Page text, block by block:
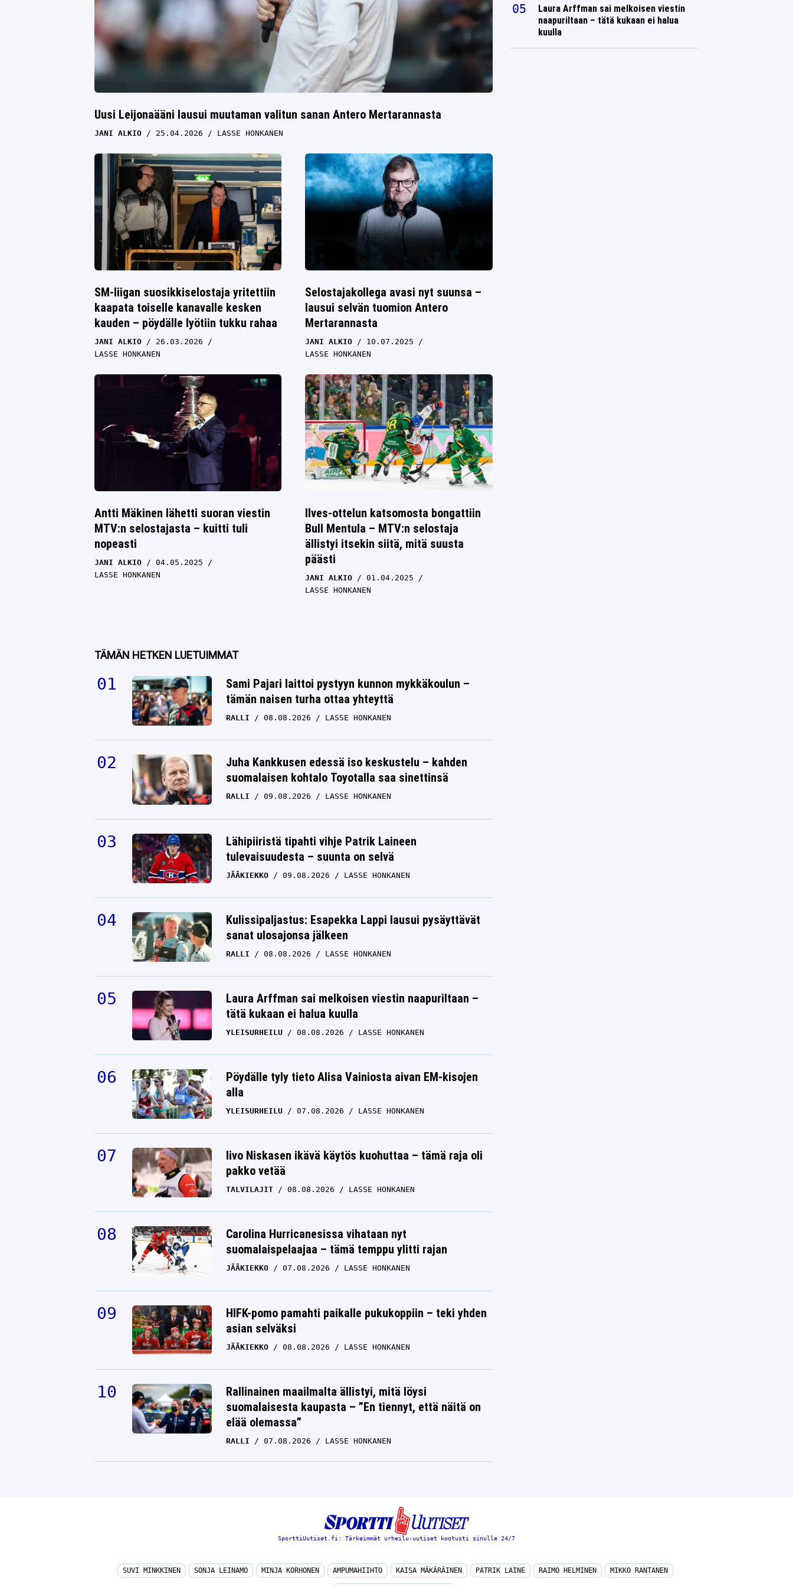
Uusi Leijonaääni lausui muutaman valitun sanan Antero Mertarannasta
JANI ALKIO 25.04.2026 LASSE HONKANEN
SM-liigan suosikkiselostaja yritettiin
kaapata toiselle kanavalle kesken
kauden – pöydälle lyötiin tukku rahaa
JANI ALKIO
26.03.2026
LASSE HONKANEN
Selostajakollega avasi nyt suunsa –
lausui selvän tuomion Antero
Mertarannasta
JANI ALKIO
10.07.2025
LASSE HONKANEN
Antti Mäkinen lähetti suoran viestin
MTV:n selostajasta – kuitti tuli
nopeasti
JANI ALKIO
04.05.2025
LASSE HONKANEN
Ilves-ottelun katsomosta bongattiin
Bull Mentula – MTV:n selostaja
ällistyi itsekin siitä, mitä suusta
päästi
JANI ALKIO
01.04.2025
LASSE HONKANEN
TÄMÄN HETKEN LUETUIMMAT
Sami Pajari laittoi pystyyn kunnon mykkäkoulun –
tämän naisen turha ottaa yhteyttä
RALLI 08.08.2026 LASSE HONKANEN
Juha Kankkusen edessä iso keskustelu – kahden
suomalaisen kohtalo Toyotalla saa sinettinsä
RALLI 09.08.2026 LASSE HONKANEN
Lähipiiristä tipahti vihje Patrik Laineen
tulevaisuudesta – suunta on selvä
JÄÄKIEKKO 09.08.2026 LASSE HONKANEN
Kulissipaljastus: Esapekka Lappi lausui pysäyttävät
sanat ulosajonsa jälkeen
RALLI 08.08.2026 LASSE HONKANEN
Laura Arffman sai melkoisen viestin naapuriltaan –
tätä kukaan ei halua kuulla
YLEISURHEILU 08.08.2026 LASSE HONKANEN
Pöydälle tyly tieto Alisa Vainiosta aivan EM-kisojen
alla
YLEISURHEILU 07.08.2026 LASSE HONKANEN
Iivo Niskasen ikävä käytös kuohuttaa – tämä raja oli
pakko vetää
TALVILAJIT 08.08.2026 LASSE HONKANEN
Carolina Hurricanesissa vihataan nyt
suomalaispelaajaa – tämä temppu ylitti rajan
JÄÄKIEKKO 07.08.2026 LASSE HONKANEN
HIFK-pomo pamahti paikalle pukukoppiin – teki yhden
asian selväksi
JÄÄKIEKKO 08.08.2026 LASSE HONKANEN
Rallinainen maailmalta ällistyi, mitä löysi
suomalaisesta kaupasta – ”En tiennyt, että näitä on
elää olemassa”
RALLI 07.08.2026 LASSE HONKANEN
Laura Arffman sai melkoisen viestin
naapuriltaan – tätä kukaan ei halua
kuulla
SporttiUutiset.fi: Tärkeimmät urheilu-uutiset kootusti sinulle 24/7
SUVI MINKKINEN SONJA LEINAMO MINJA KORHONEN AMPUMAHIIHTO KAISA MÄKÄRÄINEN PATRIK LAINE RAIMO HELMINEN MIKKO RANTANEN